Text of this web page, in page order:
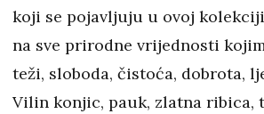
koji se pojavljuju u ovoj
na sve prirodne vrijednosti
teži, sloboda, čistoća, dobrota,
Vilin konjic, pauk, zlatna ribica,